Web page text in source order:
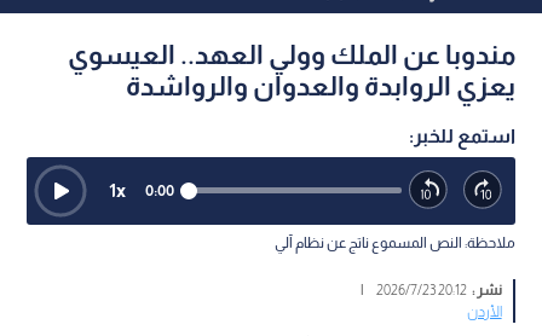
مندوبا عن الملك وولي العهد.. العيسوي
يعزي الروابدة والعدوان والرواشدة
استمع للخبر:
0:00
1x
ملاحظة: النص المسموع ناتج عن نظام آلي
نشر :20:12 2026/7/23
|
الأردن